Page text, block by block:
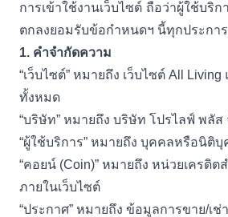
การเข้าใช้งานเว็บไซต์ ถือว่าผู้ใช้บริก
ตกลงยอมรับข้อกำหนดฯ นี้ทุกประการ
1. คำจำกัดความ
“เว็บไซต์” หมายถึง เว็บไซต์ All Living
ทั้งหมด
“บริษัท” หมายถึง บริษัท โปรไลฟ์ พลั
“ผู้ใช้บริการ” หมายถึง บุคคลหรือนิติ
“คอยน์ (Coin)” หมายถึง หน่วยเครดิต
ภายในเว็บไซต์
“ประกาศ” หมายถึง ข้อมูลการขาย/เ